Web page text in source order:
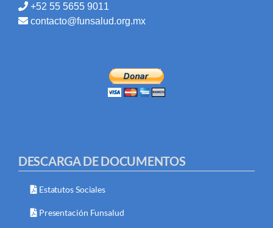
+52 55 5655 9011
contacto@funsalud.org.mx
DESCARGA DE DOCUMENTOS
Estatutos Sociales
Presentación Funsalud